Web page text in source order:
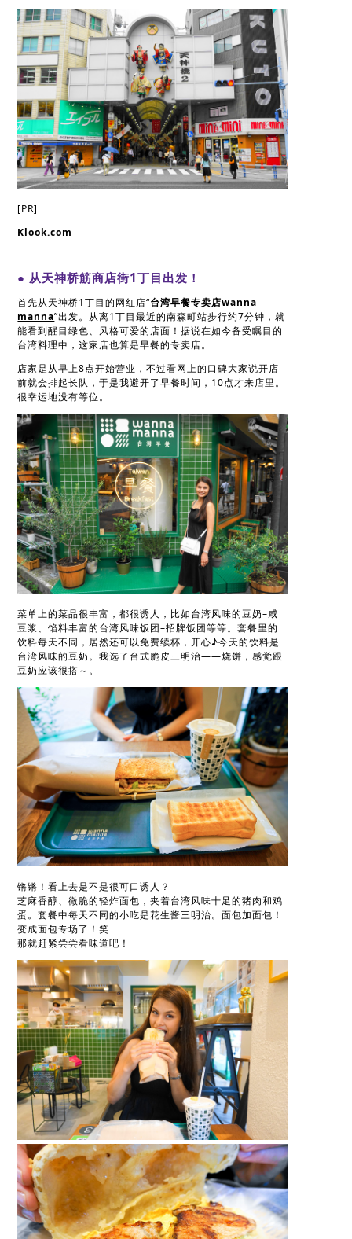
[PR]
Klook.com
● 从天神桥筋商店街1丁目出发！
首先从天神桥1丁目的网红店“台湾早餐专卖店wanna
manna”出发。从离1丁目最近的南森町站步行约7分钟，就
能看到醒目绿色、风格可爱的店面！据说在如今备受瞩目的
台湾料理中，这家店也算是早餐的专卖店。
店家是从早上8点开始营业，不过看网上的口碑大家说开店
前就会排起长队，于是我避开了早餐时间，10点才来店里。
很幸运地没有等位。
菜单上的菜品很丰富，都很诱人，比如台湾风味的豆奶–咸
豆浆、馅料丰富的台湾风味饭团–招牌饭团等等。套餐里的
饮料每天不同，居然还可以免费续杯，开心♪今天的饮料是
台湾风味的豆奶。我选了台式脆皮三明治——烧饼，感觉跟
豆奶应该很搭～。
锵锵！看上去是不是很可口诱人？
芝麻香醇、微脆的轻炸面包，夹着台湾风味十足的猪肉和鸡
蛋。套餐中每天不同的小吃是花生酱三明治。面包加面包！
变成面包专场了！笑
那就赶紧尝尝看味道吧！